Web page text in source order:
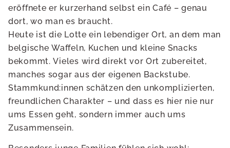
eröffnete er kurzerhand selbst ein Café – genau
dort, wo man es braucht.
Heute ist die Lotte ein lebendiger Ort, an dem man
belgische Waffeln, Kuchen und kleine Snacks
bekommt. Vieles wird direkt vor Ort zubereitet,
manches sogar aus der eigenen Backstube.
Stammkund:innen schätzen den unkomplizierten,
freundlichen Charakter – und dass es hier nie nur
ums Essen geht, sondern immer auch ums
Zusammensein.